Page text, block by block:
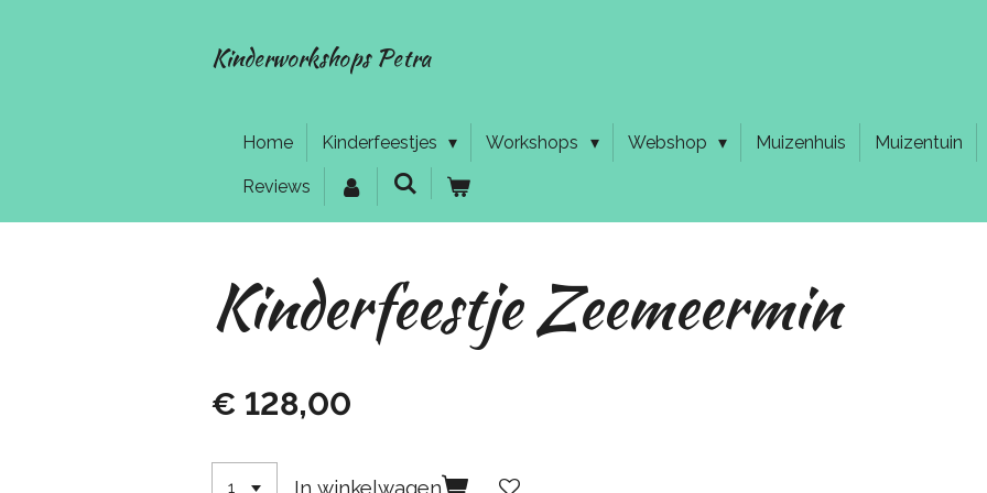
Kinderworkshops Petra
Home Kinderfeestjes Workshops Webshop Muizenhuis Muizentuin
Reviews
Kinderfeestje Zeemeermin
€ 128,00
In winkelwagen